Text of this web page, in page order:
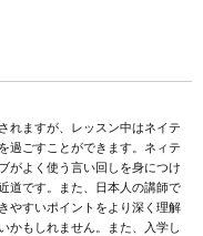
れますが、レッスン中はネイテ
過ごすことができます。ネィテ
がよく使う言い回しを身につけ
道です。また、日本人の講師で
やすいポイントをより深く理解
かもしれません。また、入学し